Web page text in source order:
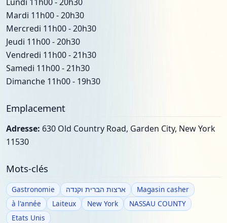
Mardi 11h00 - 20h30
Mercredi 11h00 - 20h30
Jeudi 11h00 - 20h30
Vendredi 11h00 - 21h30
Samedi 11h00 - 21h30
Dimanche 11h00 - 19h30
Emplacement
Adresse: 630 Old Country Road, Garden City, New York
11530
Mots-clés
Gastronomie ארצות הברית וקנדה
Magasin casher
à l'année
Laiteux New York
NASSAU COUNTY
Etats Unis